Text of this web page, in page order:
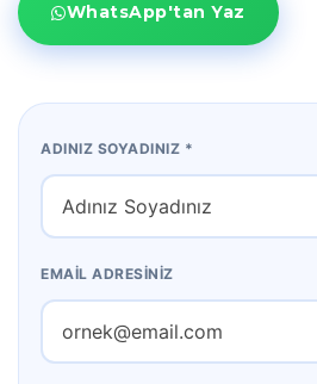
WhatsApp'tan Yaz
ADINIZ SOYADINIZ *
EMAIL ADRESINIZ